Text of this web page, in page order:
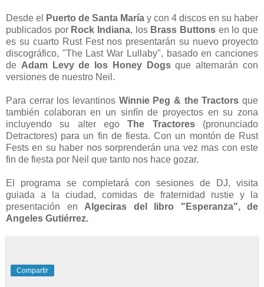
Desde el Puerto de Santa María y con 4 discos en su haber
publicados por Rock Indiana, los Brass Buttons en lo que
es su cuarto Rust Fest nos presentarán su nuevo proyecto
discográfico, "The Last War Lullaby", basado en canciones
de Adam Levy de los Honey Dogsque alternarán con
versiones de nuestro Neil.
Para cerrar los levantinos Winnie Peg & the Tractors que
también colaboran en un sinfín de proyectos en su zona
incluyendo su alter egoThe Tractores(pronunciado
Detractores) para un fin de fiesta. Con un montón de Rust
Fests en su haber nos sorprenderán una vez mas con este
fin de fiesta por Neil que tanto nos hace gozar.
El programa se completará con sesiones de DJ, visita
guiada a la ciudad, comidas de fraternidad rustie y la
presentación en Algeciras del libro "Esperanza", de
Angeles Gutiérrez.
Compartir